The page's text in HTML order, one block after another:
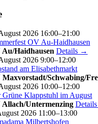
2026 16:00–21:00
OV Au-Haidhausen
Au/Haidhausen Details →
2026 9:00–12:00
am Elisabethmarkt
Maxvorstadt/Schwabing/
2026 10:00–12:00
Grüne Klappstuhl im August
Allach/Untermenzing
2026 11:00–13:00
Milbertshofen